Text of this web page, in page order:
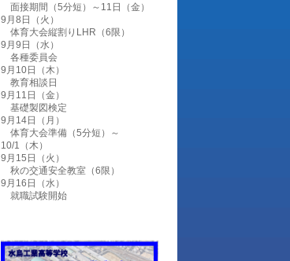
面接期間（5分短）～11日（金）
9月8日（火）
体育大会縦割りLHR（6限）
9月9日（水）
各種委員会
9月10日（木）
教育相談日
9月11日（金）
基礎製図検定
9月14日（月）
体育大会準備（5分短）～
10/1（木）
9月15日（火）
秋の交通安全教室（6限）
9月16日（水）
就職試験開始